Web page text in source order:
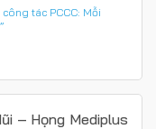
tác PCCC: Mỗi
– Họng Mediplus